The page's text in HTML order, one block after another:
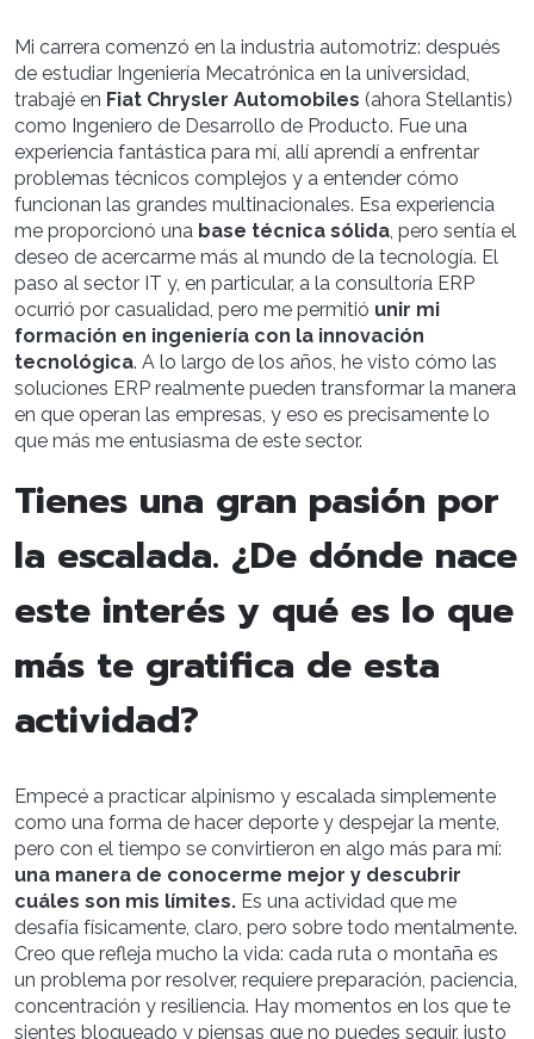
Mi carrera comenzó en la industria automotriz: después
de estudiar Ingeniería Mecatrónica en la universidad,
trabajé en Fiat Chrysler Automobiles (ahora Stellantis)
como Ingeniero de Desarrollo de Producto. Fue una
experiencia fantástica para mí, allí aprendí a enfrentar
problemas técnicos complejos y a entender cómo
funcionan las grandes multinacionales. Esa experiencia
me proporcionó una base técnica sólida, pero sentía el
deseo de acercarme más al mundo de la tecnología. El
paso al sector IT y, en particular, a la consultoría ERP
ocurrió por casualidad, pero me permitió unir mi
formación en ingeniería con la innovación
tecnológica. A lo largo de los años, he visto cómo las
soluciones ERP realmente pueden transformar la manera
en que operan las empresas, y eso es precisamente lo
que más me entusiasma de este sector.
Tienes una gran pasión por
la escalada. ¿De dónde nace
este interés y qué es lo que
más te gratifica de esta
actividad?
Empecé a practicar alpinismo y escalada simplemente
como una forma de hacer deporte y despejar la mente,
pero con el tiempo se convirtieron en algo más para mí:
una manera de conocerme mejor y descubrir
cuáles son mis límites. Es una actividad que me
desafía físicamente, claro, pero sobre todo mentalmente.
Creo que refleja mucho la vida: cada ruta o montaña es
un problema por resolver, requiere preparación, paciencia,
concentración y resiliencia. Hay momentos en los que te
sientes bloqueado y piensas que no puedes seguir, justo